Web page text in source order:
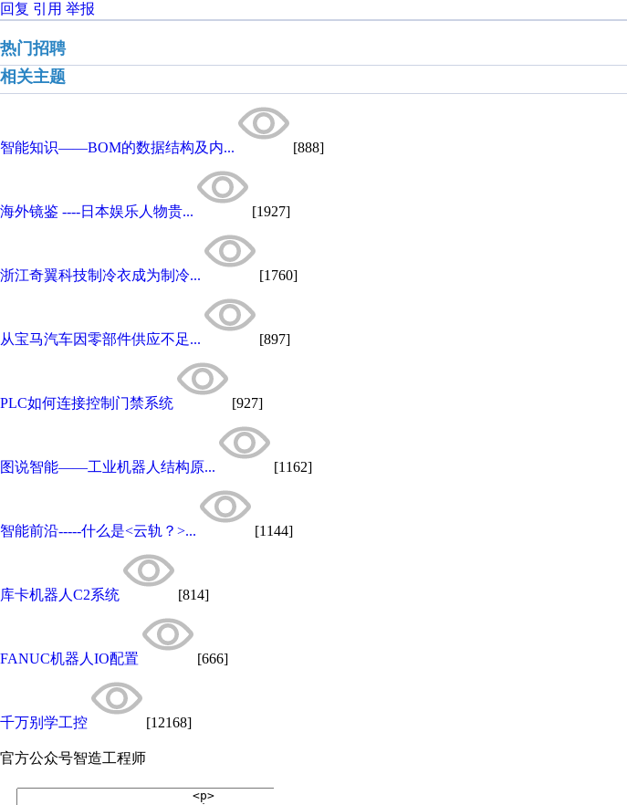
回复 引用 举报
热门招聘
相关主题
智能知识——BOM的数据结构及内... [888]
海外镜鉴 ----日本娱乐人物贵... [1927]
浙江奇翼科技制冷衣成为制冷... [1760]
从宝马汽车因零部件供应不足... [897]
PLC如何连接控制门禁系统 [927]
图说智能——工业机器人结构原... [1162]
智能前沿-----什么是<云轨？>... [1144]
库卡机器人C2系统 [814]
FANUC机器人IO配置 [666]
千万别学工控 [12168]
官方公众号智造工程师